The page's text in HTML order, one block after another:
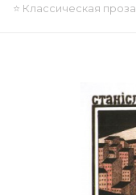
⭐ Классическая проза